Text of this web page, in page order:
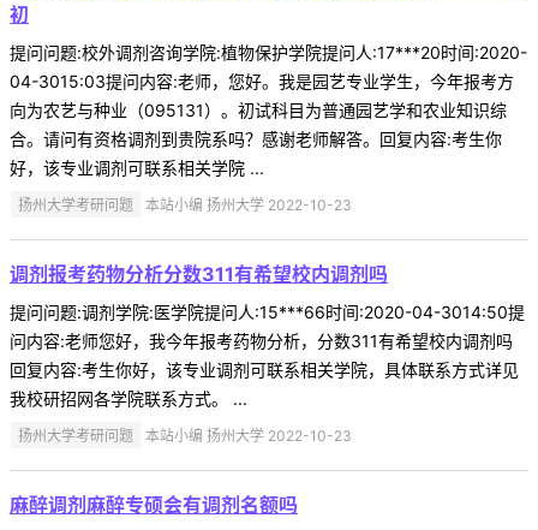
初
提问问题:校外调剂咨询学院:植物保护学院提问人:17***20时间:2020-
04-3015:03提问内容:老师，您好。我是园艺专业学生，今年报考方
向为农艺与种业（095131）。初试科目为普通园艺学和农业知识综
合。请问有资格调剂到贵院系吗？感谢老师解答。回复内容:考生你
好，该专业调剂可联系相关学院 ...
扬州大学考研问题 本站小编 扬州大学 2022-10-23
调剂报考药物分析分数311有希望校内调剂吗
提问问题:调剂学院:医学院提问人:15***66时间:2020-04-3014:50提
问内容:老师您好，我今年报考药物分析，分数311有希望校内调剂吗
回复内容:考生你好，该专业调剂可联系相关学院，具体联系方式详见
我校研招网各学院联系方式。 ...
扬州大学考研问题 本站小编 扬州大学 2022-10-23
麻醉调剂麻醉专硕会有调剂名额吗